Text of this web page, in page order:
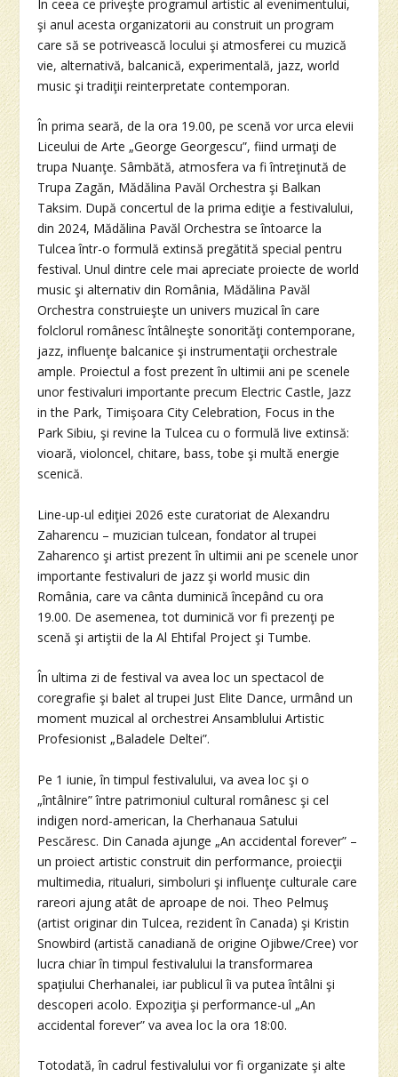
În ceea ce priveşte programul artistic al evenimentului,
şi anul acesta organizatorii au construit un program
care să se potrivească locului şi atmosferei cu muzică
vie, alternativă, balcanică, experimentală, jazz, world
music şi tradiţii reinterpretate contemporan.
În prima seară, de la ora 19.00, pe scenă vor urca elevii
Liceului de Arte „George Georgescu”, fiind urmaţi de
trupa Nuanţe. Sâmbătă, atmosfera va fi întreţinută de
Trupa Zagăn, Mădălina Pavăl Orchestra şi Balkan
Taksim. După concertul de la prima ediţie a festivalului,
din 2024, Mădălina Pavăl Orchestra se întoarce la
Tulcea într-o formulă extinsă pregătită special pentru
festival. Unul dintre cele mai apreciate proiecte de world
music şi alternativ din România, Mădălina Pavăl
Orchestra construieşte un univers muzical în care
folclorul românesc întâlneşte sonorităţi contemporane,
jazz, influenţe balcanice şi instrumentaţii orchestrale
ample. Proiectul a fost prezent în ultimii ani pe scenele
unor festivaluri importante precum Electric Castle, Jazz
in the Park, Timişoara City Celebration, Focus in the
Park Sibiu, şi revine la Tulcea cu o formulă live extinsă:
vioară, violoncel, chitare, bass, tobe şi multă energie
scenică.
Line-up-ul ediţiei 2026 este curatoriat de Alexandru
Zaharencu – muzician tulcean, fondator al trupei
Zaharenco şi artist prezent în ultimii ani pe scenele unor
importante festivaluri de jazz şi world music din
România, care va cânta duminică începând cu ora
19.00. De asemenea, tot duminică vor fi prezenţi pe
scenă şi artiştii de la Al Ehtifal Project şi Tumbe.
În ultima zi de festival va avea loc un spectacol de
coregrafie şi balet al trupei Just Elite Dance, urmând un
moment muzical al orchestrei Ansamblului Artistic
Profesionist „Baladele Deltei”.
Pe 1 iunie, în timpul festivalului, va avea loc şi o
„întâlnire” între patrimoniul cultural românesc şi cel
indigen nord-american, la Cherhanaua Satului
Pescăresc. Din Canada ajunge „An accidental forever” –
un proiect artistic construit din performance, proiecţii
multimedia, ritualuri, simboluri şi influenţe culturale care
rareori ajung atât de aproape de noi. Theo Pelmuş
(artist originar din Tulcea, rezident în Canada) şi Kristin
Snowbird (artistă canadiană de origine Ojibwe/Cree) vor
lucra chiar în timpul festivalului la transformarea
spaţiului Cherhanalei, iar publicul îi va putea întâlni şi
descoperi acolo. Expoziţia şi performance-ul „An
accidental forever” va avea loc la ora 18:00.
Totodată, în cadrul festivalului vor fi organizate şi alte